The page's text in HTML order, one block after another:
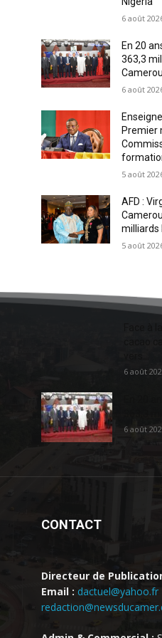
6 août
En 20
363,3
6 août
Premier
5 août
AFD :
milliards
5 août
Face à
6 août
6 août
CONTACT
Directeur de
Email : dactuel@yahoo.fr